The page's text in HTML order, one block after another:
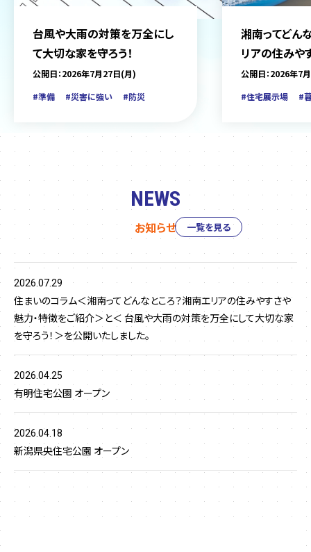
台風や大雨の対策を万全にし
て大切な家を守ろう！
公開日：2026年7月27日(月)
#準備
#災害に強い #防災
湘南ってどん
リアの住みや
をご紹介
公開日：2026年7
#住宅展示場
#
NEWS
お知らせ
2026.07.29
住まいのコラム＜湘南ってどんなところ？湘南エリアの住みやすさや
魅力・特徴をご紹介＞と＜ 台風や大雨の対策を万全にして大切な家
を守ろう！＞を公開いたしました。
2026.04.25
有明住宅公園 オープン
2026.04.18
新潟県央住宅公園 オープン
一覧を見る